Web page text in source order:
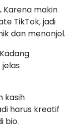
Karena makin
TikTok, jadi
dan menonjol.
Kadang
kasih
harus kreatif
bio.